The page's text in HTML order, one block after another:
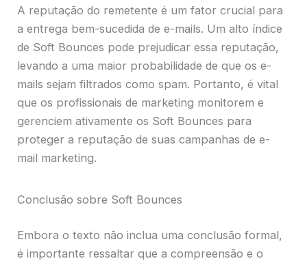
A reputação do remetente é um fator crucial para
a entrega bem-sucedida de e-mails. Um alto índice
de Soft Bounces pode prejudicar essa reputação,
levando a uma maior probabilidade de que os e-
mails sejam filtrados como spam. Portanto, é vital
que os profissionais de marketing monitorem e
gerenciem ativamente os Soft Bounces para
proteger a reputação de suas campanhas de e-
mail marketing.
Conclusão sobre Soft Bounces
Embora o texto não inclua uma conclusão formal,
é importante ressaltar que a compreensão e o